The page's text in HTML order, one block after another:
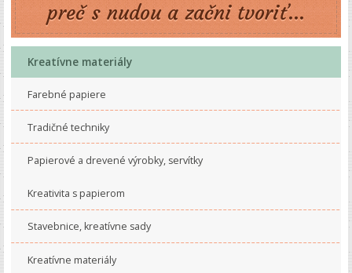
preč s nudou a začni tvoriť...
Kreatívne materiály
Farebné papiere
Tradičné techniky
Papierové a drevené výrobky, servítky
Kreativita s papierom
Stavebnice, kreatívne sady
Kreatívne materiály